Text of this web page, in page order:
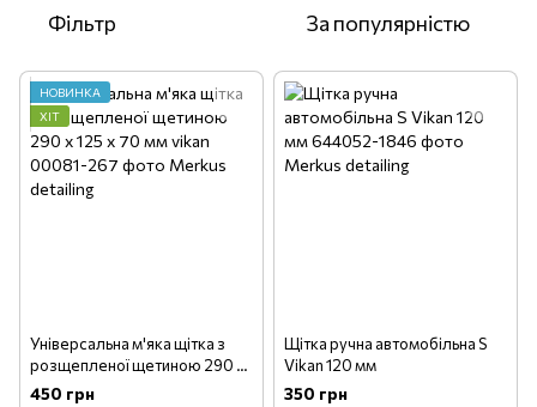
Фільтр За популярністю
НОВИНКА
ХІТ
Універсальна м'яка щітка з
розщепленої щетиною 290 х
125 х 70 мм vikan
450 грн
Щітка ручна автомобільна S
Vikan 120 мм
350 грн